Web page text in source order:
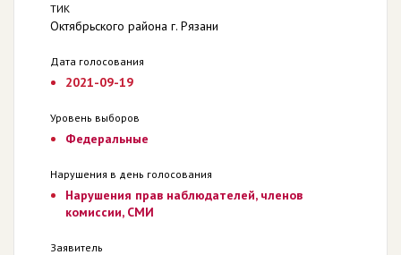
ТИК
Октябрьского района г. Рязани
Дата голосования
2021-09-19
Уровень выборов
Федеральные
Нарушения в день голосования
Нарушения прав наблюдателей, членов
комиссии, СМИ
Заявитель